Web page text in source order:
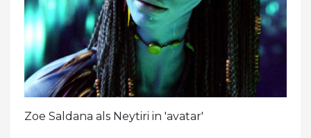
Zoe Saldana als Neytiri in 'avatar'